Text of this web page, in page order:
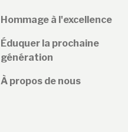
Hommage à l'excellence
Éduquer la prochaine
génération
À propos de nous